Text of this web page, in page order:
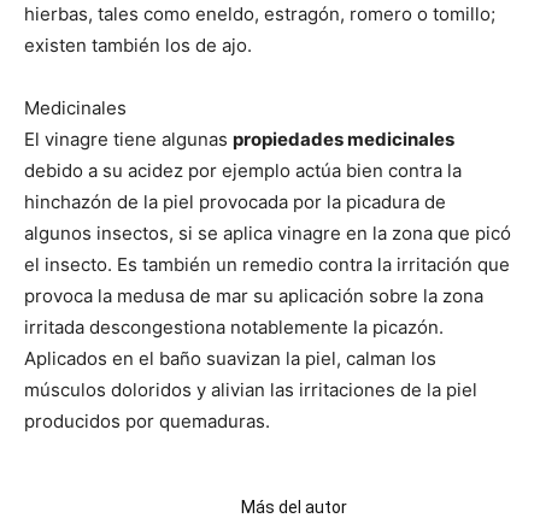
hierbas, tales como eneldo, estragón, romero o tomillo;
existen también los de ajo.
Medicinales
El vinagre tiene algunas propiedades medicinales
debido a su acidez por ejemplo actúa bien contra la
hinchazón de la piel provocada por la picadura de
algunos insectos, si se aplica vinagre en la zona que picó
el insecto. Es también un remedio contra la irritación que
provoca la medusa de mar su aplicación sobre la zona
irritada descongestiona notablemente la picazón.
Aplicados en el baño suavizan la piel, calman los
músculos doloridos y alivian las irritaciones de la piel
producidos por quemaduras.
Más del autor